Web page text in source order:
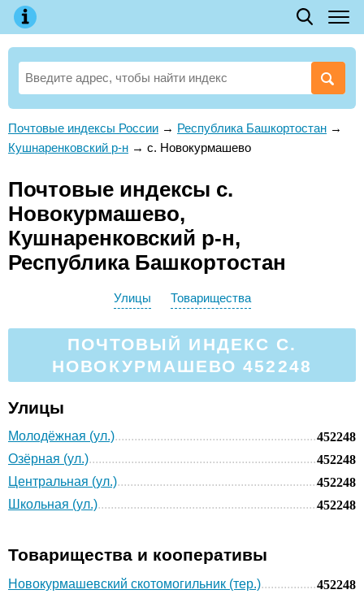
Почтовые индексы России → Республика Башкортостан →
Кушнаренковский р-н → с. Новокурмашево
Почтовые индексы с.
Новокурмашево,
Кушнаренковский р-н,
Республика Башкортостан
Улицы Товарищества
ПОЧТОВЫЙ ИНДЕКС С.
НОВОКУРМАШЕВО 452248
Улицы
Молодёжная (ул.)
452248
Озёрная (ул.)
452248
Центральная (ул.)
452248
Школьная (ул.)
452248
Товарищества и кооперативы
Новокурмашевский скотомогильник (тер.) 452248